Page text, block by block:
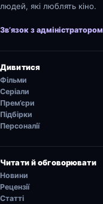
людей, які люблять кіно.
Зв’язок з адміністратором
Дивитися
Фільми
Серіали
Прем’єри
Підбірки
Персоналії
Читати й обговорювати
Новини
Рецензії
Статті